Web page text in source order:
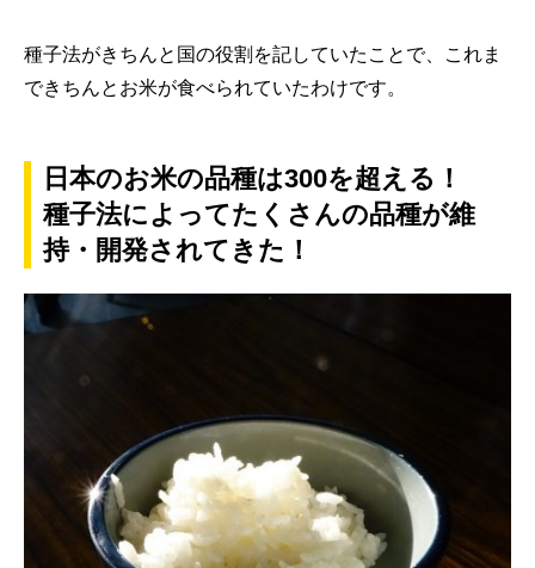
種子法がきちんと国の役割を記していたことで、これま
できちんとお米が食べられていたわけです。
日本のお米の品種は300を超える！
種子法によってたくさんの品種が維
持・開発されてきた！